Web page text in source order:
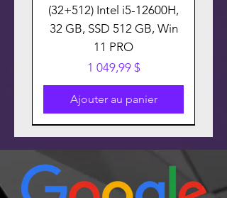
(32+512) Intel i5-12600H,
32 GB, SSD 512 GB, Win
11 PRO
Prix
1 049,99 $
Ajouter au panier